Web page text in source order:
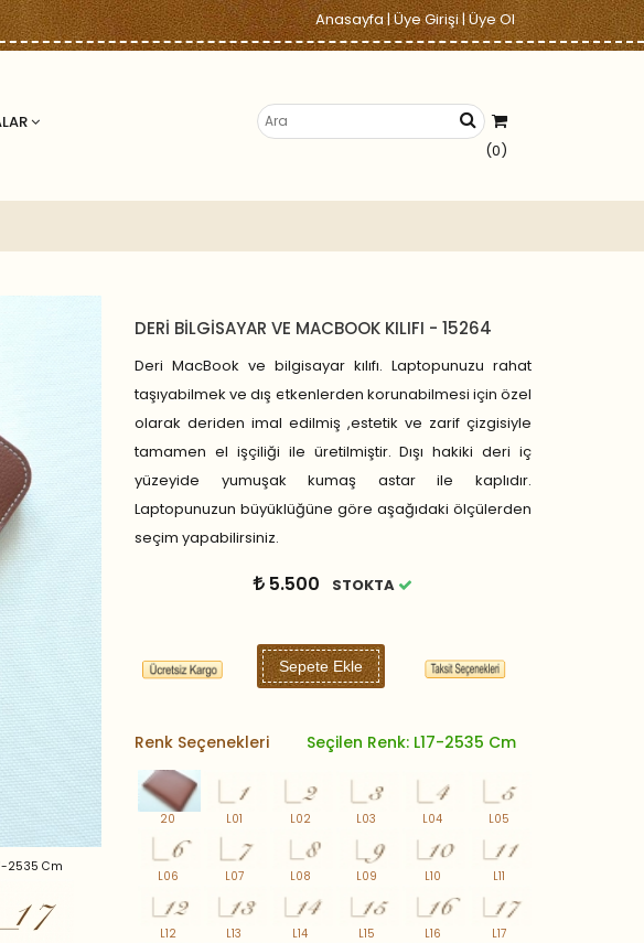
Anasayfa|Üye Girişi|Üye Ol
(0)
2535 Cm
DERİ BİLGİSAYAR VE MACBOOK KILIFI - 15264
Deri MacBook ve bilgisayar kılıfı. Laptopunuzu rahat
taşıyabilmek ve dış etkenlerden korunabilmesi için özel
olarak deriden imal edilmiş ,estetik ve zarif çizgisiyle
tamamen el işçiliği ile üretilmiştir. Dışı hakiki deri iç
yüzeyide yumuşak kumaş astar ile kaplıdır.
Laptopunuzun büyüklüğüne göre aşağıdaki ölçülerden
seçim yapabilirsiniz.
5.500 STOKTA
Sepete Ekle
Renk Seçenekleri Seçilen Renk: L17-2535 Cm
20 L01 L02 L03 L04 L05
L06 L07 L08 L09 L10 L11
L12 L13 L14 L15 L16 L17